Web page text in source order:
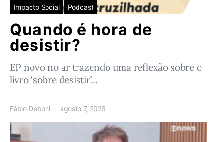
Impacto Social Podcast
Quando é hora de
desistir?
EP novo no ar trazendo uma reflexão sobre o
livro ‘sobre desistir’…
Fábio Deboni agosto 7, 2026